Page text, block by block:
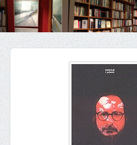
Εκδηλώσεις
Επικοινωνία